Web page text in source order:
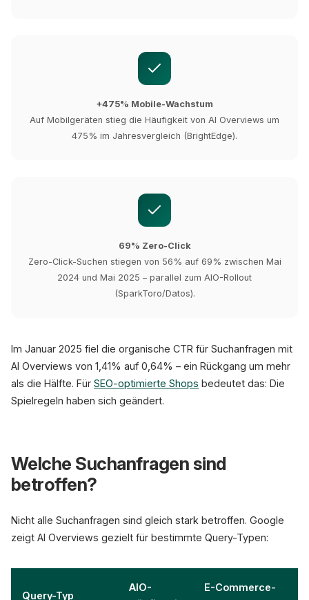
+475% Mobile-Wachstum
Auf Mobilgeräten stieg die Häufigkeit von AI Overviews um
475% im Jahresvergleich (BrightEdge).
69% Zero-Click
Zero-Click-Suchen stiegen von 56% auf 69% zwischen Mai
2024 und Mai 2025 – parallel zum AIO-Rollout
(SparkToro/Datos).
Im Januar 2025 fiel die organische CTR für Suchanfragen mit
AI Overviews von 1,41% auf 0,64% – ein Rückgang um mehr
als die Hälfte. Für SEO-optimierte Shops bedeutet das: Die
Spielregeln haben sich geändert.
Welche Suchanfragen sind
betroffen?
Nicht alle Suchanfragen sind gleich stark betroffen. Google
zeigt AI Overviews gezielt für bestimmte Query-Typen:
Query-Typ
AIO-
E-Commerce-